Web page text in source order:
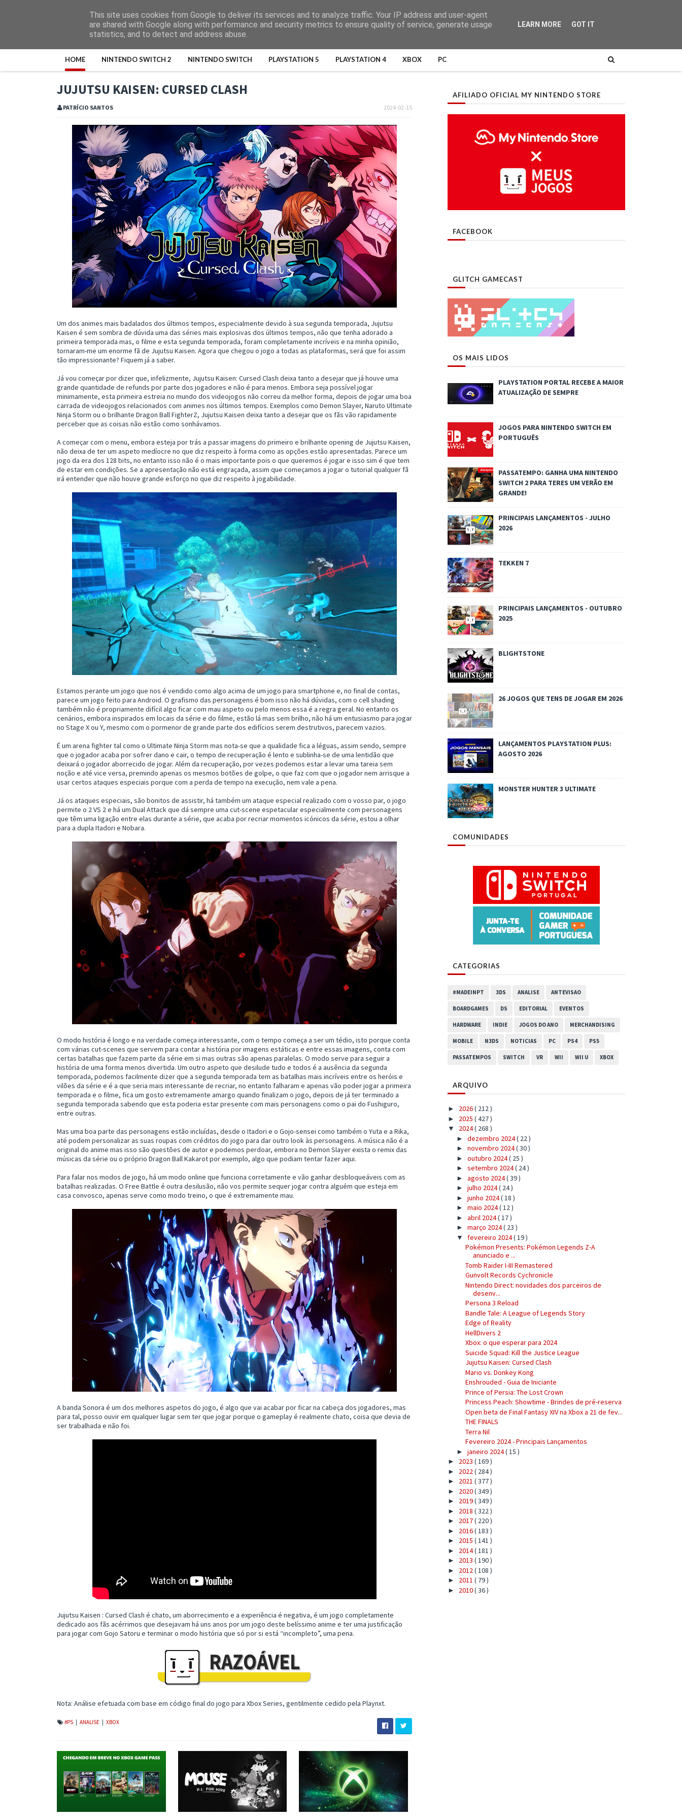
HOME NINTENDO SWITCH 2 NINTENDO SWITCH PLAYSTATION 5 PLAYSTATION 4 XBOX PC
JUJUTSU KAISEN: CURSED CLASH
2024-02-15
PATRÍCIO SANTOS
Um dos animes mais badalados dos últimos tempos, especialmente devido à sua segunda temporada, Jujutsu
Kaisen é sem sombra de dúvida uma das séries mais explosivas dos últimos tempos, não que tenha adorado a
primeira temporada mas, o filme e esta segunda temporada, foram completamente incríveis e na minha opinião,
tornaram-me um enorme fã de Jujutsu Kaisen. Agora que chegou o jogo a todas as plataformas, será que foi assim
tão impressionante? Fiquem já a saber.
Já vou começar por dizer que, infelizmente, Jujutsu Kaisen: Cursed Clash deixa tanto a desejar que já houve uma
grande quantidade de refunds por parte dos jogadores e não é para menos. Embora seja possível jogar
minimamente, esta primeira estreia no mundo dos videojogos não correu da melhor forma, depois de jogar uma boa
carrada de videojogos relacionados com animes nos últimos tempos. Exemplos como Demon Slayer, Naruto Ultimate
Ninja Storm ou o brilhante Dragon Ball FighterZ, Jujutsu Kaisen deixa tanto a desejar que os fãs vão rapidamente
perceber que as coisas não estão como sonhávamos.
A começar com o menu, embora esteja por trás a passar imagens do primeiro e brilhante opening de Jujutsu Kaisen,
não deixa de ter um aspeto medíocre no que diz respeito à forma como as opções estão apresentadas. Parece um
jogo da era dos 128 bits, no entanto isso não é o mais importante pois o que queremos é jogar e isso sim é que tem
de estar em condições. Se a apresentação não está engraçada, assim que começamos a jogar o tutorial qualquer fã
irá entender que não houve grande esforço no que diz respeito à jogabilidade.
Estamos perante um jogo que nos é vendido como algo acima de um jogo para smartphone e, no final de contas,
parece um jogo feito para Android. O grafismo das personagens é bom isso não há dúvidas, com o cell shading
também não é propriamente difícil algo ficar com mau aspeto ou pelo menos essa é a regra geral. No entanto os
cenários, embora inspirados em locais da série e do filme, estão lá mas sem brilho, não há um entusiasmo para jogar
no Stage X ou Y, mesmo com o pormenor de grande parte dos edifícios serem destrutivos, parecem vazios.
É um arena fighter tal como o Ultimate Ninja Storm mas nota-se que a qualidade fica a léguas, assim sendo, sempre
que o jogador acaba por sofrer dano e cair, o tempo de recuperação é lento e sublinha-se de uma lentidão que
deixará o jogador aborrecido de jogar. Além da recuperação, por vezes podemos estar a levar uma tareia sem
noção e até vice versa, premindo apenas os mesmos botões de golpe, o que faz com que o jogador nem arrisque a
usar certos ataques especiais porque com a perda de tempo na execução, nem vale a pena.
Já os ataques especiais, são bonitos de assistir, há também um ataque especial realizado com o vosso par, o jogo
permite o 2 VS 2 e há um Dual Attack que dá sempre uma cut-scene espetacular especialmente com personagens
que têm uma ligação entre elas durante a série, que acaba por recriar momentos icónicos da série, estou a olhar
para a dupla Itadori e Nobara.
O modo história é longo e na verdade começa interessante, com o tempo começa a ser um tédio, isto porque conta
com várias cut-scenes que servem para contar a história por imagens estáticas e entre essas imagens, conta com
certas batalhas que fazem parte da série em si mas outras são apenas paralelas. O modo serve para seguir a
história de uma forma menos divertida. Um outro aspeto que desilude tudo e todos é a ausência da segunda
temporada, podemos facilmente dizer que a segunda temporada tem as batalhas mais incríveis entre os heróis e
vilões da série e é a que seria mais interessante de recriar, no entanto falharam e apenas vão poder jogar a primeira
temporada e o filme, fica um gosto extremamente amargo quando finalizam o jogo, depois de já ter terminado a
segunda temporada sabendo que esta poderia estar presente com mais personagens como o pai do Fushiguro,
entre outras.
Mas uma boa parte das personagens estão incluídas, desde o Itadori e o Gojo-sensei como também o Yuta e a Rika,
até podem personalizar as suas roupas com créditos do jogo para dar outro look às personagens. A música não é a
original do anime mas isso são questões de autor e podemos perdoar, embora no Demon Slayer exista o remix das
músicas da série ou o próprio Dragon Ball Kakarot por exemplo, algo que podiam tentar fazer aqui.
Para falar nos modos de jogo, há um modo online que funciona corretamente e vão ganhar desbloqueáveis com as
batalhas realizadas. O Free Battle é outra desilusão, não vos permite sequer jogar contra alguém que esteja em
casa convosco, apenas serve como modo treino, o que é extremamente mau.
A banda Sonora é um dos melhores aspetos do jogo, é algo que vai acabar por ficar na cabeça dos jogadores, mas
para tal, posso ouvir em qualquer lugar sem ter que jogar porque o gameplay é realmente chato, coisa que devia de
ser trabalhada e não foi.
Jujutsu Kaisen : Cursed Clash é chato, um aborrecimento e a experiência é negativa, é um jogo completamente
dedicado aos fãs acérrimos que desejavam há uns anos por um jogo deste belíssimo anime e ter uma justificação
para jogar com Gojo Satoru e terminar o modo história que só por si está “incompleto”, uma pena.
Nota: Análise efetuada com base em código final do jogo para Xbox Series, gentilmente cedido pela Playnxt.
#PS ANALISE XBOX
AFILIADO OFICIAL MY NINTENDO STORE
FACEBOOK
GLITCH GAMECAST
OS MAIS LIDOS
PLAYSTATION PORTAL RECEBE A MAIOR
ATUALIZAÇÃO DE SEMPRE
JOGOS PARA NINTENDO SWITCH EM
PORTUGUÊS
PASSATEMPO: GANHA UMA NINTENDO
SWITCH 2 PARA TERES UM VERÃO EM
GRANDE!
PRINCIPAIS LANÇAMENTOS - JULHO
2026
TEKKEN 7
PRINCIPAIS LANÇAMENTOS - OUTUBRO
2025
BLIGHTSTONE
26 JOGOS QUE TENS DE JOGAR EM 2026
LANÇAMENTOS PLAYSTATION PLUS:
AGOSTO 2026
MONSTER HUNTER 3 ULTIMATE
COMUNIDADES
CATEGORIAS
#MADEINPT 3DS ANALISE ANTEVISAO
BOARDGAMES DS EDITORIAL EVENTOS
HARDWARE INDIE JOGOS DO ANO MERCHANDISING
MOBILE N3DS NOTICIAS PC PS4 PS5
PASSATEMPOS SWITCH VR WII WII U XBOX
ARQUIVO
► 2026( 212 )
► 2025 ( 427 )
▼ 2024( 268 )
► dezembro 2024( 22 )
► novembro 2024( 30 )
► outubro 2024( 25 )
► setembro 2024( 24 )
► agosto 2024( 39 )
► julho 2024( 24 )
► junho 2024( 18 )
► maio 2024( 12 )
► abril 2024( 17 )
► março 2024( 23 )
▼ fevereiro 2024( 19 )
Pokémon Presents: Pokémon Legends Z-A
anunciado e ...
Tomb Raider I-III Remastered
Gunvolt Records Cychronicle
Nintendo Direct: novidades dos parceiros de
desenv...
Persona 3 Reload
Bandle Tale: A League of Legends Story
Edge of Reality
HellDivers 2
Xbox: o que esperar para 2024
Suicide Squad: Kill the Justice League
Jujutsu Kaisen: Cursed Clash
Mario vs. Donkey Kong
Enshrouded - Guia de Iniciante
Prince of Persia: The Lost Crown
Princess Peach: Showtime - Brindes de pré-reserva
Open beta de Final Fantasy XIV na Xbox a 21 de fev...
THE FINALS
Terra Nil
Fevereiro 2024 - Principais Lançamentos
► janeiro 2024( 15 )
► 2023 ( 169 )
► 2022 ( 284 )
► 2021 ( 377 )
► 2020( 349 )
► 2019( 349 )
► 2018 ( 322 )
► 2017( 220 )
► 2016( 183 )
► 2015 ( 141 )
► 2014( 181 )
► 2013 ( 190 )
► 2012 ( 108 )
► 2011 ( 79 )
► 2010( 36 )
This site uses cookies from Google to deliver its services and to analyze traffic. Your IP address and user-agent
are shared with Google along with performance and security metrics to ensure quality of service, generate usage
statistics, and to detect and address abuse.
LEARN MORE GOT IT